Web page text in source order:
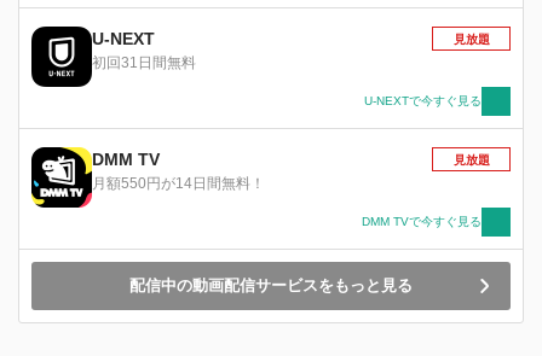
く。 ゲームでは無かった味覚や臭覚が生まれ、
ログアウトもできない。 さらに、NPCが実に人
間くさい反応を見せる。 ――それはゲームが紛
世界では、30年もの月日が経っているというの
だ。 そして何ということか、ダンブルフは諸事
情により幼くも美しい少女の姿になっていた！
急変した世界の謎を解き明かすため、ダンブルフ
は賢者の弟子ミラを名乗り旅立つのであった。
冒険の果てに待ち受けているものとは――。
U-NEXT
初回31日間無料
見放題
U-NEXTで今すぐ見る
DMM TV
月額550円が14日間無料！
見放題
DMM TVで今すぐ見る
配信中の動画配信サービスをもっと見る